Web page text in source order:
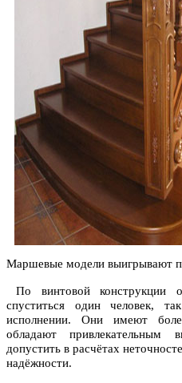
Маршевые модели выигрывают
По винтовой конструкции
спуститься один человек,
исполнении. Они имеют
обладают
допустить в расчётах
надёжности.